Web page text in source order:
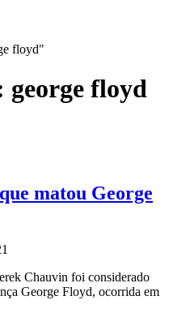
floyd"
george floyd
matou George
Chauvin foi considerado
George Floyd, ocorrida em